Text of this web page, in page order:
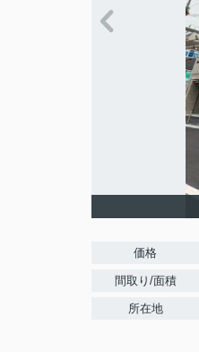
価格
間取り/面積
所在地